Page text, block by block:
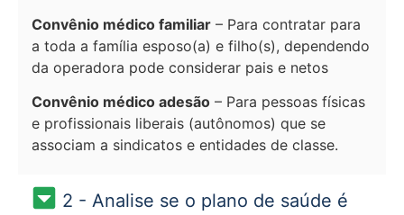
Convênio médico familiar – Para contratar para
a toda a família esposo(a) e filho(s), dependendo
da operadora pode considerar pais e netos
Convênio médico adesão – Para pessoas físicas
e profissionais liberais (autônomos) que se
associam a sindicatos e entidades de classe.
2 - Analise se o plano de saúde é